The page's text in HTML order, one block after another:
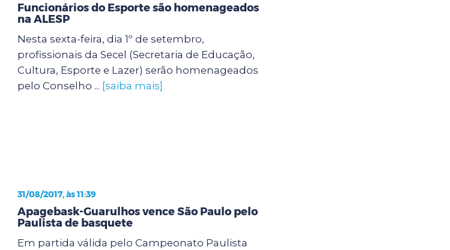
Funcionários do Esporte são homenageados
na ALESP
Nesta sexta-feira, dia 1º de setembro,
profissionais da Secel (Secretaria de Educação,
Cultura, Esporte e Lazer) serão homenageados
pelo Conselho ... [saiba mais]
31/08/2017, às 11:39
Apagebask-Guarulhos vence São Paulo pelo
Paulista de basquete
Em partida válida pelo Campeonato Paulista